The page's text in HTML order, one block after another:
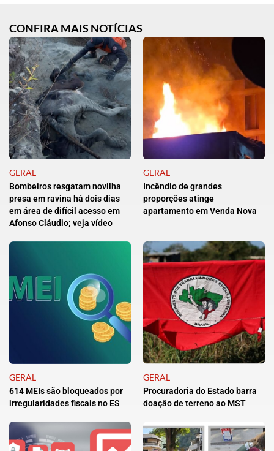
CONFIRA MAIS NOTÍCIAS
GERAL
Bombeiros resgatam novilha
presa em ravina há dois dias
em área de difícil acesso em
Afonso Cláudio; veja vídeo
GERAL
Incêndio de grandes
proporções atinge
apartamento em Venda Nova
GERAL
614 MEIs são bloqueados por
irregularidades fiscais no ES
GERAL
Procuradoria do Estado barra
doação de terreno ao MST